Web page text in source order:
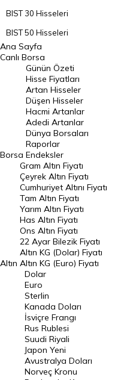
BIST 30 Hisseleri
BIST 50 Hisseleri
BIST 100 Hisseleri
En Çok Artan Hisseler
En Çok Düşen Hisseler
Hacmi Artanlar
Geçmiş Kapanışlar
Dünya Borsaları
Raporlar
Endeksler
DÖVİZ
Döviz Kuru
Dolar Kuru
Euro Kuru
Pound Kuru
Frank Kuru
Riyal Kuru
Avustralya Doları
Danimarka Kronu Kuru
Ana Sayfa
Canlı Borsa
Borsa
Günün Özeti
Hisse Fiyatları
Artan Hisseler
Düşen Hisseler
Hacmi Artanlar
Adedi Artanlar
Dünya Borsaları
Raporlar
Endeksler
Altın
Gram Altın Fiyatı
Çeyrek Altın Fiyatı
Cumhuriyet Altını Fiyatı
Tam Altın Fiyatı
Yarım Altın Fiyatı
Has Altın Fiyatı
Ons Altın Fiyatı
22 Ayar Bilezik Fiyatı
Altın KG (Dolar) Fiyatı
Altın KG (Euro) Fiyatı
Dolar
Euro
Sterlin
Kanada Doları
İsviçre Frangı
Rus Rublesi
Suudi Riyali
Japon Yeni
Avustralya Doları
Norveç Kronu